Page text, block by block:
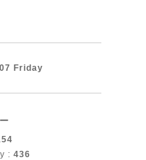
Friday
: 436